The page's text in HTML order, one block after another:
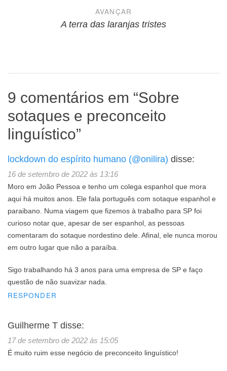
AVANÇAR
A terra das laranjas tristes
9 comentários em “Sobre
sotaques e preconceito
linguístico”
lockdown do espírito humano (@onilira) disse:
16 de setembro de 2022 às 13:16
Moro em João Pessoa e tenho um colega espanhol que mora
aqui há muitos anos. Ele fala português com sotaque espanhol e
paraibano. Numa viagem que fizemos à trabalho para SP foi
curioso notar que, apesar de ser espanhol, as pessoas
comentaram do sotaque nordestino dele. Afinal, ele nunca morou
em outro lugar que não a paraíba.
Sigo trabalhando há 3 anos para uma empresa de SP e faço
questão de não suavizar nada.
RESPONDER
Guilherme T disse:
17 de setembro de 2022 às 15:05
É muito ruim esse negócio de preconceito linguístico!